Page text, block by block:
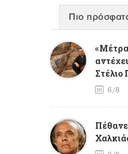
Πιο
Στέλιο
6/8